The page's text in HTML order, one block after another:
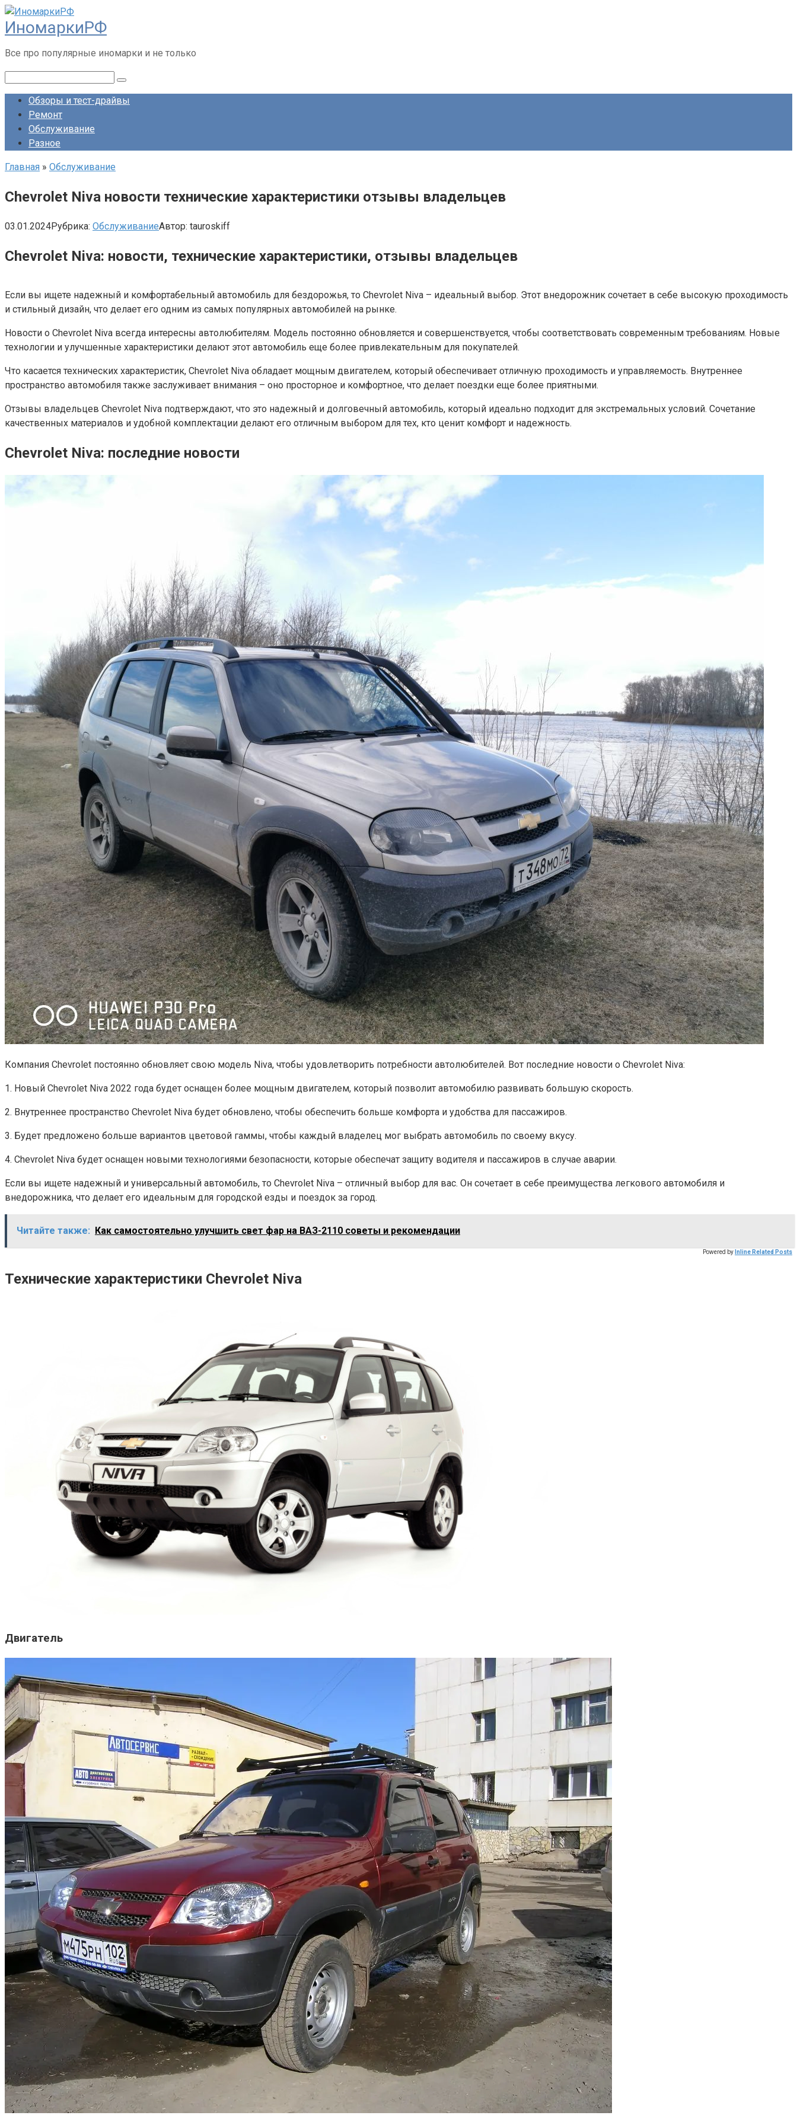
Перейти
к
контенту
ИномаркиРФ
Все про популярные иномарки и не только
Обзоры и тест-драйвы
Ремонт
Обслуживание
Разное
Главная » Обслуживание
Chevrolet Niva новости технические характеристики отзывы владельцев
03.01.2024Рубрика: ОбслуживаниеАвтор: tauroskiff
Chevrolet Niva: новости, технические характеристики, отзывы владельцев
Если вы ищете надежный и комфортабельный автомобиль для бездорожья, то Chevrolet Niva – идеальный выбор. Этот внедорожник сочетает в себе высокую проходимость
и стильный дизайн, что делает его одним из самых популярных автомобилей на рынке.
Новости о Chevrolet Niva всегда интересны автолюбителям. Модель постоянно обновляется и совершенствуется, чтобы соответствовать современным требованиям. Новые
технологии и улучшенные характеристики делают этот автомобиль еще более привлекательным для покупателей.
Что касается технических характеристик, Chevrolet Niva обладает мощным двигателем, который обеспечивает отличную проходимость и управляемость. Внутреннее
пространство автомобиля также заслуживает внимания – оно просторное и комфортное, что делает поездки еще более приятными.
Отзывы владельцев Chevrolet Niva подтверждают, что это надежный и долговечный автомобиль, который идеально подходит для экстремальных условий. Сочетание
качественных материалов и удобной комплектации делают его отличным выбором для тех, кто ценит комфорт и надежность.
Chevrolet Niva: последние новости
Компания Chevrolet постоянно обновляет свою модель Niva, чтобы удовлетворить потребности автолюбителей. Вот последние новости о Chevrolet Niva:
1. Новый Chevrolet Niva 2022 года будет оснащен более мощным двигателем, который позволит автомобилю развивать большую скорость.
2. Внутреннее пространство Chevrolet Niva будет обновлено, чтобы обеспечить больше комфорта и удобства для пассажиров.
3. Будет предложено больше вариантов цветовой гаммы, чтобы каждый владелец мог выбрать автомобиль по своему вкусу.
4. Chevrolet Niva будет оснащен новыми технологиями безопасности, которые обеспечат защиту водителя и пассажиров в случае аварии.
Если вы ищете надежный и универсальный автомобиль, то Chevrolet Niva – отличный выбор для вас. Он сочетает в себе преимущества легкового автомобиля и
внедорожника, что делает его идеальным для городской езды и поездок за город.
Читайте также: Как самостоятельно улучшить свет фар на ВАЗ-2110 советы и рекомендации
Powered by Inline Related Posts
Технические характеристики Chevrolet Niva
Двигатель